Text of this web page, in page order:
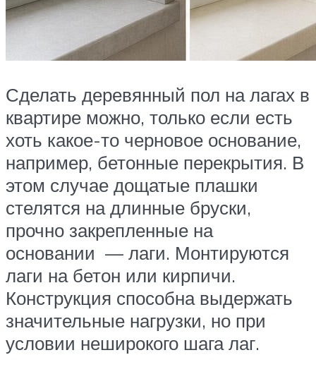
Сделать деревянный пол на лагах в
квартире можно, только если есть
хоть какое-то черновое основание,
например, бетонные перекрытия. В
этом случае дощатые плашки
стелятся на длинные бруски,
прочно закрепленные на
основании — лаги. Монтируются
лаги на бетон или кирпичи.
Конструкция способна выдержать
значительные нагрузки, но при
условии неширокого шага лаг.